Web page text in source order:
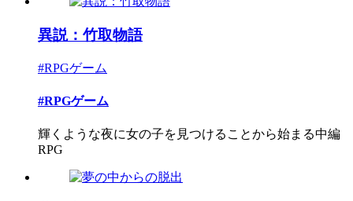
異説：竹取物語
#RPGゲーム
#RPGゲーム
輝くような夜に女の子を見つけることから始まる中編
RPG